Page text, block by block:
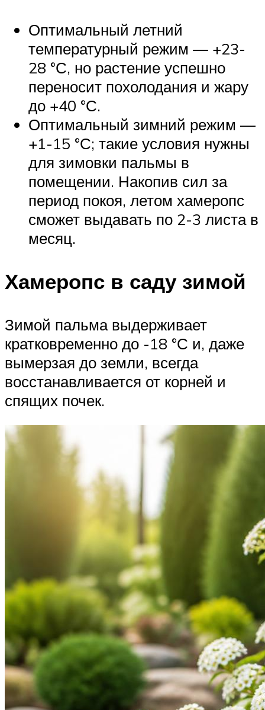
Оптимальный летний
температурный режим — +23-
28 °С, но растение успешно
переносит похолодания и жару
до +40 °С.
Оптимальный зимний режим —
+1-15 °С; такие условия нужны
для зимовки пальмы в
помещении. Накопив сил за
период покоя, летом хамеропс
сможет выдавать по 2-3 листа в
месяц.
Хамеропс в саду зимой
Зимой пальма выдерживает
кратковременно до -18 °С и, даже
вымерзая до земли, всегда
восстанавливается от корней и
спящих почек.